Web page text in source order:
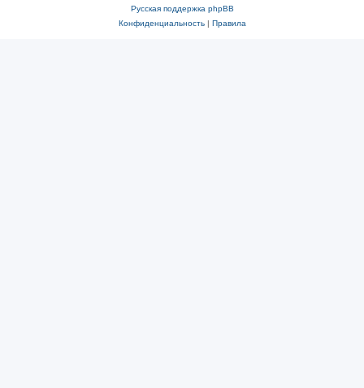
Русская поддержка phpBB
Конфиденциальность| Правила